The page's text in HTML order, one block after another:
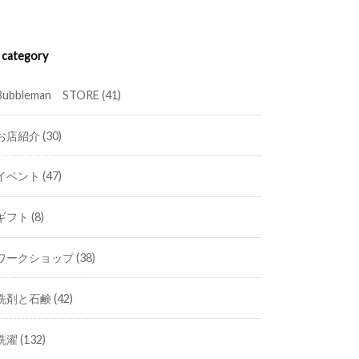
category
STORE(41)
店紹介(30)
ベント(47)
フト(8)
ークショップ(38)
剤と石鹸(42)
濯(132)